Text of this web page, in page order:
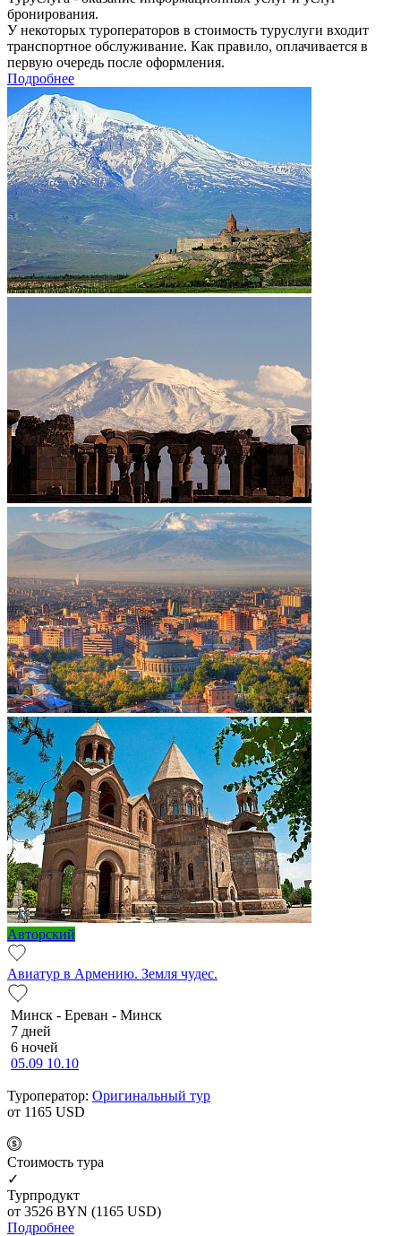
бронирования.
У некоторых туроператоров в стоимость туруслуги входит
транспортное обслуживание. Как правило, оплачивается в
первую очередь после оформления.
Подробнее
Авторский
Авиатур в Армению. Земля чудес.
Минск - Ереван - Минск
7 дней
6 ночей
05.09 10.10
Туроператор: Оригинальный тур
от 1165 USD
Cтоимость тура
✓
Турпродукт
от 3526 BYN (1165 USD)
Подробнее